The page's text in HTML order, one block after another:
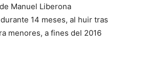
Manuel Liberona
14 meses, al huir tras
menores, a fines del 2016